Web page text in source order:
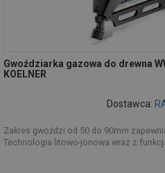
Gwoździarka gazowa do drewna
KOELNER
Dostawca:
Zakres gwoździ od 50 do 90mm
Technologia litowo-jonowa wraz z